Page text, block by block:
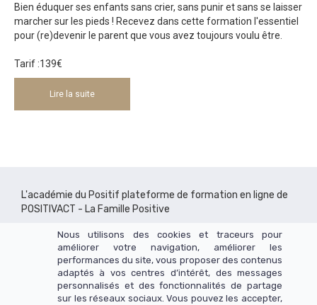
Bien éduquer ses enfants sans crier, sans punir et sans se laisser
marcher sur les pieds ! Recevez dans cette formation l'essentiel
pour (re)devenir le parent que vous avez toujours voulu être.
Tarif :139€
Lire la suite
L'académie du Positif plateforme de formation en ligne de
POSITIVACT - La Famille Positive
Nous utilisons des cookies et traceurs pour
améliorer votre navigation, améliorer les
performances du site, vous proposer des contenus
adaptés à vos centres d’intérêt, des messages
personnalisés et des fonctionnalités de partage
sur les réseaux sociaux. Vous pouvez les accepter,